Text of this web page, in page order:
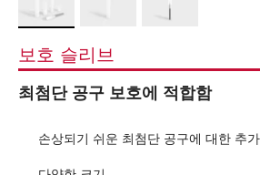
보호 슬리브
최첨단 공구 보호에 적합함
손상되기 쉬운 최첨단 공구에 대한 추